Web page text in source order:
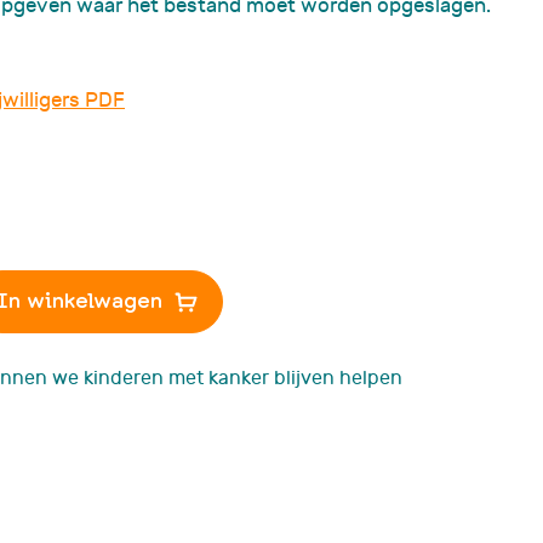
Podcast 'Ketting van
waar het bestand moet worden opgeslagen.
PDF
winkelwagen
we kinderen met kanker blijven helpen